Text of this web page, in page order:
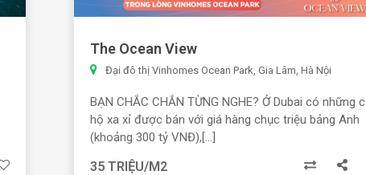
The Ocean View
Đại đô thị Vinhomes Ocean Park, Gia Lâm, Hà Nội
BẠN CHẮC CHẮN TỪNG NGHE? Ở Dubai có những
hộ xa xỉ được bán với giá hàng chục triệu bảng Anh
(khoảng 300 tỷ VNĐ),[...]
35 TRIỆU/M2